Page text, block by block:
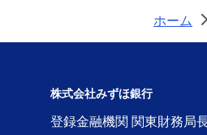
ホーム
株式会社みずほ銀行
登録金融機関 関東財務